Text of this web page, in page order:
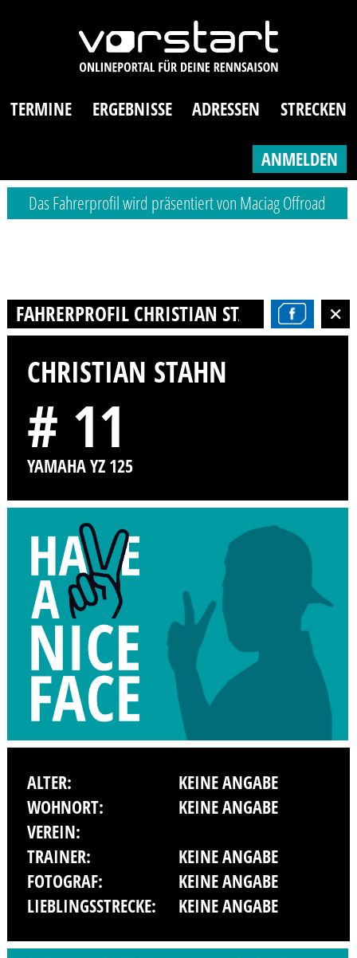
TERMINE ERGEBNISSE ADRESSEN STRECKEN
ANMELDEN
Das Fahrerprofil wird präsentiert von Maciag Offroad
FAHRERPROFIL CHRISTIAN STAHN
CHRISTIAN STAHN
# 11
YAMAHA YZ 125
ALTER:
KEINE ANGABE
WOHNORT:
KEINE ANGABE
VEREIN:
TRAINER:
KEINE ANGABE
FOTOGRAF:
KEINE ANGABE
LIEBLINGSSTRECKE:
KEINE ANGABE